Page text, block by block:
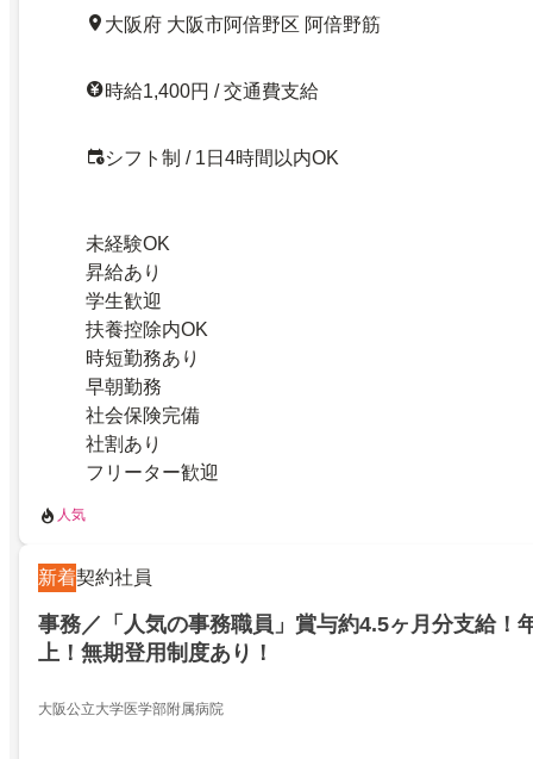
大阪府 大阪市阿倍野区 阿倍野筋
時給1,400円 / 交通費支給
シフト制 / 1日4時間以内OK
未経験OK
昇給あり
学生歓迎
扶養控除内OK
時短勤務あり
早朝勤務
社会保険完備
社割あり
フリーター歓迎
人気
新着契約社員
事務／「人気の事務職員」賞与約4.5ヶ月分支給！
上！無期登用制度あり！
大阪公立大学医学部附属病院